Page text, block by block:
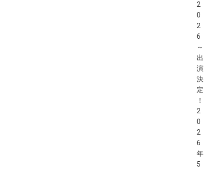
2
0
2
6
～
出
演
決
定
！
2
0
2
6
年
5